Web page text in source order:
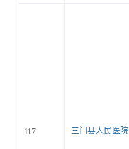
117 三门县人民医院